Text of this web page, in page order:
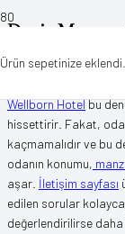
Ürün sepetinize eklendi.
Deniz
Deniz Manzaralı
Wellborn Hotelbu
hissettirir. Fakat, oda
kaçmamalıdır ve bu
odanın konumu,
aşar. İletişim sayfası
edilen sorular kolayca
değerlendirilirse